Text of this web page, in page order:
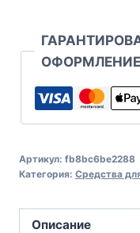
ОФОРМЛЕНИЕ
Артикул: fb8bc6be2288
Категория: Средства
Описание